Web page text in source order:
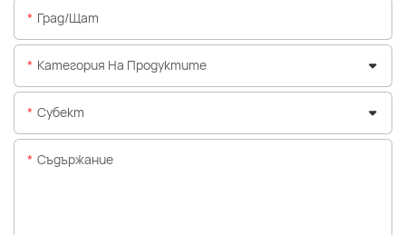
Град/щат
Категория На Продуктите
Субект
Съдържание